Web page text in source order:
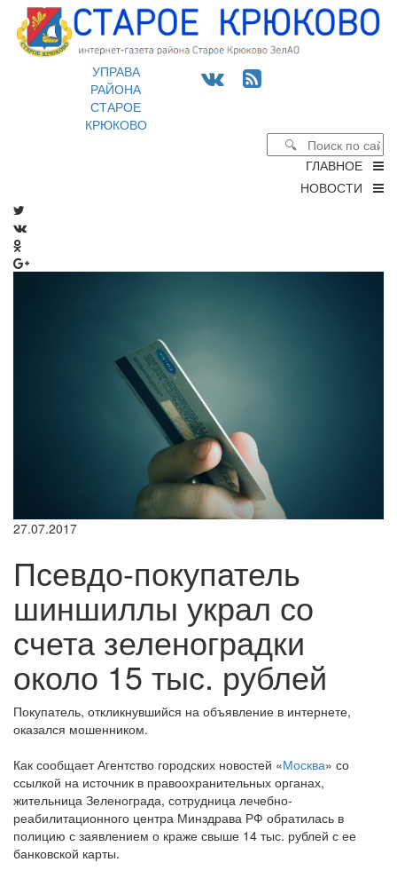
УПРАВА
РАЙОНА
СТАРОЕ
КРЮКОВО
ГЛАВНОЕ
НОВОСТИ
27.07.2017
Псевдо-покупатель
шиншиллы украл со
счета зеленоградки
около 15 тыс. рублей
Покупатель, откликнувшийся на объявление в интернете,
оказался мошенником.
Как сообщает Агентство городских новостей «Москва» со
ссылкой на источник в правоохранительных органах,
жительница Зеленограда, сотрудница лечебно-
реабилитационного центра Минздрава РФ обратилась в
полицию с заявлением о краже свыше 14 тыс. рублей с ее
банковской карты.